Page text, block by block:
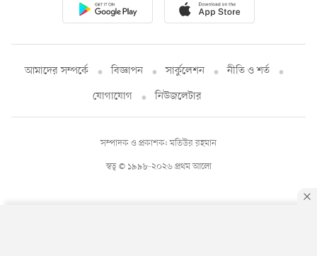
আমাদের সম্পর্কে বিজ্ঞাপন সার্কুলেশন
নীতি ও শর্ত
যোগাযোগ
নিউজলেটার
স্বত্ব © ১৯৯৮-২০২৬ প্রথম আলো
সম্পাদক ও প্রকাশক: মতিউর রহমান